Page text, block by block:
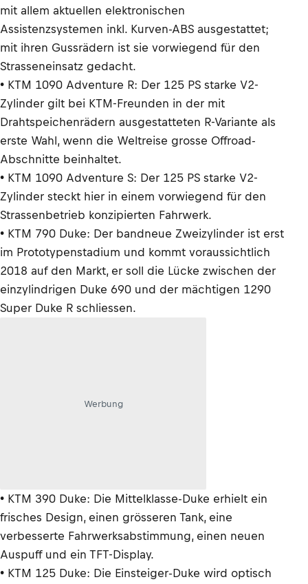
mit allem aktuellen elektronischen
Assistenzsystemen inkl. Kurven-ABS ausgestattet;
mit ihren Gussrädern ist sie vorwiegend für den
Strasseneinsatz gedacht.
• KTM 1090 Adventure R: Der 125 PS starke V2-
Zylinder gilt bei KTM-Freunden in der mit
Drahtspeichenrädern ausgestatteten R-Variante als
erste Wahl, wenn die Weltreise grosse Offroad-
Abschnitte beinhaltet.
• KTM 1090 Adventure S: Der 125 PS starke V2-
Zylinder steckt hier in einem vorwiegend für den
Strassenbetrieb konzipierten Fahrwerk.
• KTM 790 Duke: Der bandneue Zweizylinder ist erst
im Prototypenstadium und kommt voraussichtlich
2018 auf den Markt, er soll die Lücke zwischen der
einzylindrigen Duke 690 und der mächtigen 1290
Super Duke R schliessen.
Werbung
• KTM 390 Duke: Die Mittelklasse-Duke erhielt ein
frisches Design, einen grösseren Tank, eine
verbesserte Fahrwerksabstimmung, einen neuen
Auspuff und ein TFT-Display.
• KTM 125 Duke: Die Einsteiger-Duke wird optisch